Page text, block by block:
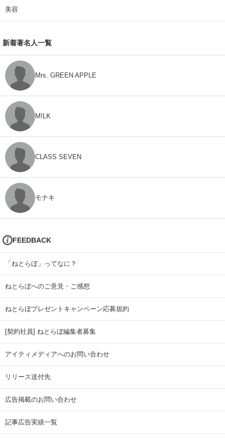
美容
新着著名人一覧
Mrs. GREEN APPLE
M!LK
CLASS SEVEN
モナキ
FEEDBACK
「ねとらぼ」ってなに？
ねとらぼへのご意見・ご感想
ねとらぼプレゼントキャンペーン応募規約
[契約社員] ねとらぼ編集者募集
アイティメディアへのお問い合わせ
リリース送付先
広告掲載のお問い合わせ
記事広告実績一覧